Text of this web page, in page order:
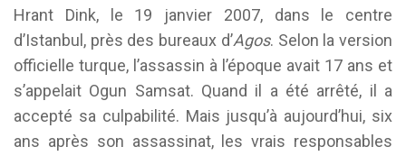
Hrant Dink, le 19 janvier 2007, dans le centre
d’Istanbul, près des bureaux d’Agos. Selon la version
officielle turque, l’assassin à l’époque avait 17 ans et
s’appelait Ogun Samsat. Quand il a été arrêté, il a
accepté sa culpabilité. Mais jusqu’à aujourd’hui, six
ans après son assassinat, les vrais responsables